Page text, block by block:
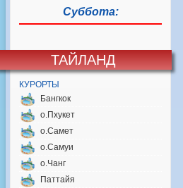
Суббота:
ТАЙЛАНД
КУРОРТЫ
Бангкок
о.Пхукет
о.Самет
о.Самуи
о.Чанг
Паттайя